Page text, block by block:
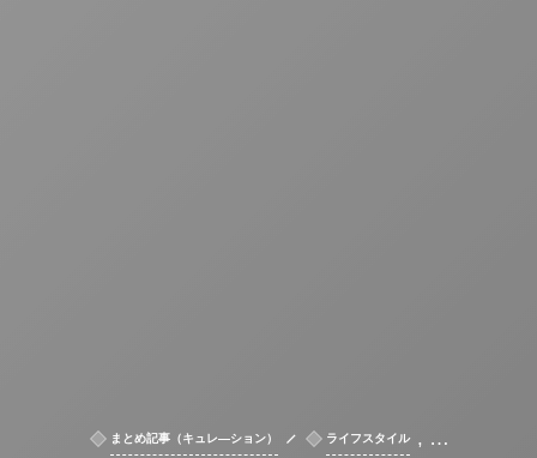
まとめ記事（キュレ―ション） ライフスタイル , …